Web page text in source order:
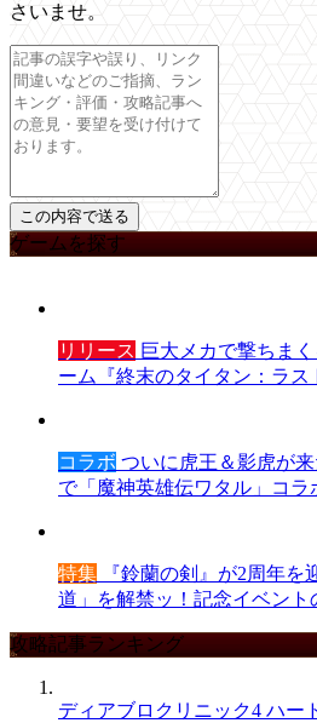
さいませ。
ゲームを探す
リリース 巨大メカで撃ちま
ーム『終末のタイタン：ラス
コラボ ついに虎王＆影虎が来
で「魔神英雄伝ワタル」コラ
特集 『鈴蘭の剣』が2周年を
道」を解禁ッ！記念イベント
攻略記事ランキング
ディアブロクリニック4 ハー